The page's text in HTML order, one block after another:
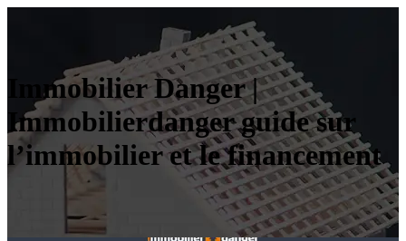
Immobilier Danger |
Immobilierdanger guide sur
l’immobilier et le financement